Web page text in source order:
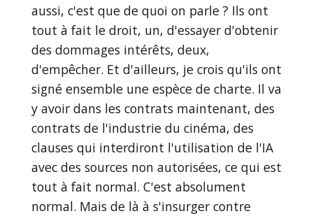
aussi, c'est que de quoi on parle ? Ils ont
tout à fait le droit, un, d'essayer d'obtenir
des dommages intérêts, deux,
d'empêcher. Et d'ailleurs, je crois qu'ils ont
signé ensemble une espèce de charte. Il va
y avoir dans les contrats maintenant, des
contrats de l'industrie du cinéma, des
clauses qui interdiront l'utilisation de l'IA
avec des sources non autorisées, ce qui est
tout à fait normal. C'est absolument
normal. Mais de là à s'insurger contre